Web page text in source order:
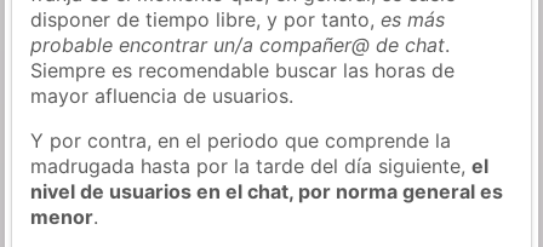
disponer de tiempo libre, y por tanto,es más
probable encontrar un/a compañer@ de chat.
Siempre es recomendable buscar las horas de
mayor afluencia de usuarios.
Y por contra, en el periodo que comprende la
madrugada hasta por la tarde del día siguiente,el
nivel de usuarios en el chat, por norma general es
menor.